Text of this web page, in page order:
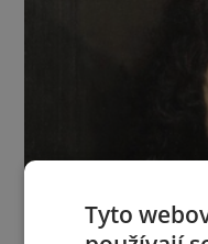
Tyto